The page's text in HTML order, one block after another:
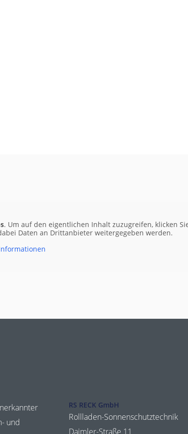
. Um auf den eigentlichen Inhalt zuzugreifen, klicken
Daten an Drittanbieter weitergegeben werden.
und
RS RECK GmbH
Rollladen-Sonnenschutztechnik
Daimler-Straße 11